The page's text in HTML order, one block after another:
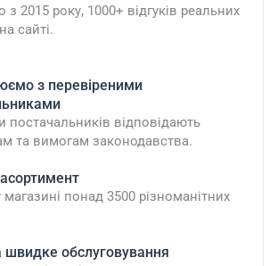
2015 року, 1000+ відгуків реальних
сайті.
з перевіреними
постачальників відповідають
та вимогам законодавства.
понад 3500 різноманітних
швидке обслуговування